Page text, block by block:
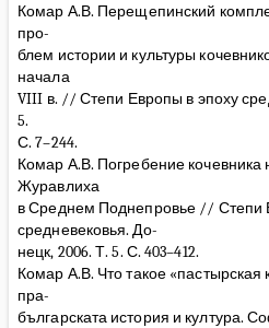
Комар А.В. Перещепинский
про-
блем истории и культуры
начала
VIII в. // Степи Европы в эпоху
5.
С. 7–244.
Комар А.В. Погребение кочевника
Журавлиха
в Среднем Поднепровье // Степи
средневековья. До-
нецк, 2006. Т. 5. С. 403–412.
Комар А.В. Что такое
пра-
българската история и култура.